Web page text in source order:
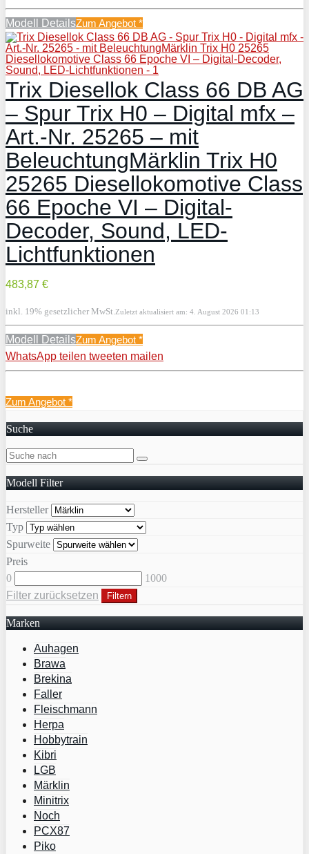
Modell DetailsZum Angebot *
Trix Diesellok Class 66 DB AG
– Spur Trix H0 – Digital mfx –
Art.-Nr. 25265 – mit
BeleuchtungMärklin Trix H0
25265 Diesellokomotive Class
66 Epoche VI – Digital-
Decoder, Sound, LED-
Lichtfunktionen
483,87 €
inkl. 19% gesetzlicher MwSt. Zuletzt aktualisiert am: 4. August 2026 01:13
Modell DetailsZum Angebot *
WhatsApp teilen tweeten mailen
Zum Angebot *
Suche
Modell Filter
Hersteller
Typ
Spurweite
Preis
0
1000
Filter zurücksetzen
Filtern
Marken
Auhagen
Brawa
Brekina
Faller
Fleischmann
Herpa
Hobbytrain
Kibri
LGB
Märklin
Minitrix
Noch
PCX87
Piko